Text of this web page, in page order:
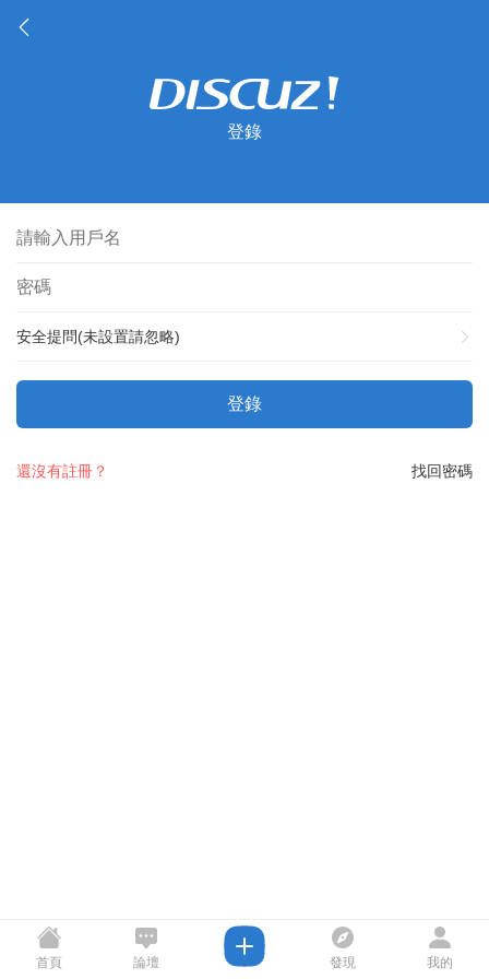
登錄
安全提問(未設置請忽略)
登錄
找回密碼
還沒有註冊？
首頁 論壇 發現 我的